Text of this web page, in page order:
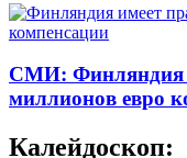
СМИ: Финляндия
миллионов евро
Калейдоскоп: